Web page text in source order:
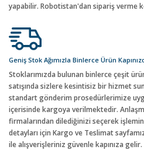
yapabilir. Robotistan'dan sipariş verme
Geniş Stok Ağımızla Binlerce Ürün
Stoklarımızda bulunan binlerce çeşit
satışında sizlere kesintisiz bir hizmet
standart gönderim prosedürlerimize
içerisinde kargoya verilmektedir.
firmalarından dilediğinizi seçerek
detayları için Kargo ve Teslimat
ile alışverişleriniz güvenle kapınıza gelir.